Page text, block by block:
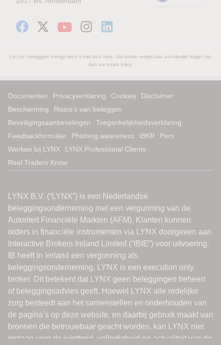
Let op: beleggen brengt risico's met zich mee. Uw totale verlies kan aanzienlijk hoger zijn
dan uw totale inleg.
Documenten Privacyverklaring Cookies
Disclaimer
Bescherming
Risico’s van beleggen
Beveiligingsaanbevelingen
Toegankelijkheidsverklaring
Feedbackformulier
Phishing awareness IBKR
Pers
Werken bij LYNX
LYNX Professional Clients
Real Traders Know